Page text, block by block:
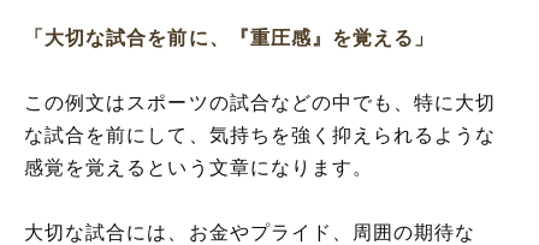
「大切な試合を前に、『重圧感』を覚える」
この例文はスポーツの試合などの中でも、特に大切
な試合を前にして、気持ちを強く抑えられるような
感覚を覚えるという文章になります。
大切な試合には、お金やプライド、周囲の期待な